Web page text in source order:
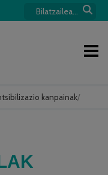
kanpainak/